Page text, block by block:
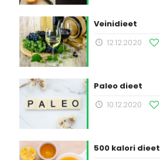
Veinidieet
12.12.2020
Paleo dieet
10.12.2020
500 kalori dieet